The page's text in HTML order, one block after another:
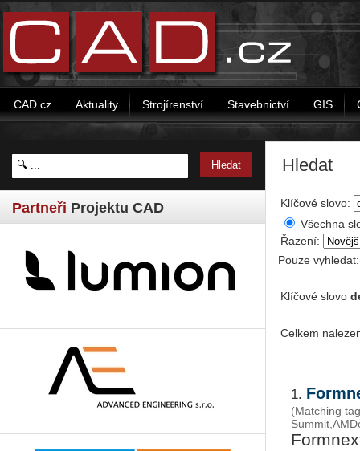
CAD.cz Aktuality Strojírenství Stavebnictví GIS
Partneři Projektu CAD
Hledat
Klíčové slovo:
Všechna
Řazení:
Pouze
Klíčové slovo
Celkem
1.
(Matching